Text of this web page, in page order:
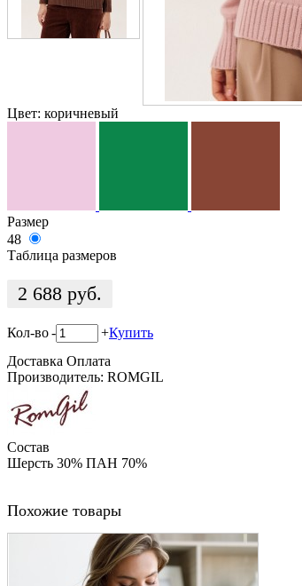
Цвет: коричневый
Размер
48
Таблица размеров
2 688 руб.
Кол-во- +Купить
Доставка Оплата
Производитель: ROMGIL
Состав
Шерсть 30% ПАН 70%
Похожие товары